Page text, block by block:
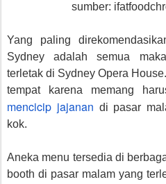
sumber:
Yang paling
Sydney adalah semua
terletak di Sydney Opera
tempat karena memang
mencicip jajanan di pasar
kok.
Aneka menu tersedia di
booth di pasar malam yang